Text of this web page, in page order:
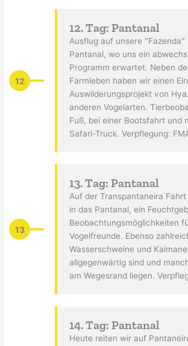
12
12. Tag: Pantanal
Ausflug auf unsere "Fazenda"
Pantanal, wo uns ein
Programm erwartet. Neben
Farmleben haben wir einen
Auswilderungsprojekt von
anderen Vogelarten.
Fuß, bei einer Bootsfahrt und
Safari-Truck. Verpflegung:
13
13. Tag: Pantanal
Auf der Transpantaneira
in das Pantanal, ein
Beobachtungsmöglichkeiten
Vogelfreunde. Ebenso
Wasserschweine und
allgegenwärtig sind und
am Wegesrand liegen.
14. Tag: Pantanal
Heute reiten wir auf